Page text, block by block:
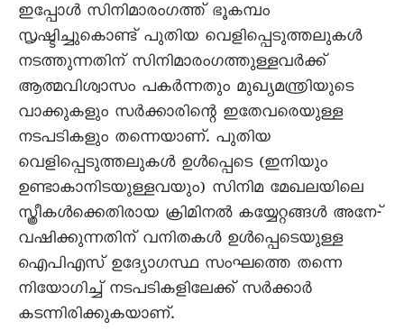
ഇപ്പോൾ സിനിമാരംഗത്ത് ഭൂകമ്പം
സൃഷ്ടിച്ചുകൊണ്ട് പുതിയ വെളിപ്പെടുത്തലുകൾ
നടത്തുന്നതിന് സിനിമാരംഗത്തുള്ളവർക്ക്
ആത്മവിശ്വാസം പകർന്നതും മുഖ്യമന്ത്രിയുടെ
വാക്കുകളും സർക്കാരിന്റെ ഇതേവരെയുള്ള
നടപടികളും തന്നെയാണ്. പുതിയ
വെളിപ്പെടുത്തലുകൾ ഉൾപ്പെടെ (ഇനിയും
ഉണ്ടാകാനിടയുള്ളവയും) സിനിമ മേഖലയിലെ
സ്ത്രീകൾക്കെതിരായ ക്രിമിനൽ കയ്യേറ്റങ്ങൾ അനേ-്
വഷിക്കുന്നതിന് വനിതകൾ ഉൾപ്പെടെയുള്ള
ഐപിഎസ് ഉദ്യോഗസ്ഥ സംഘത്തെ തന്നെ
നിയോഗിച്ച് നടപടികളിലേക്ക് സർക്കാർ
കടന്നിരിക്കുകയാണ്.